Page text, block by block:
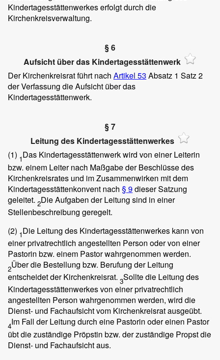
Kindertagesstättenwerkes erfolgt durch die
Kirchenkreisverwaltung.
§ 6
Aufsicht über das Kindertagesstättenwerk
Der Kirchenkreisrat führt nach Artikel 53 Absatz 1 Satz 2
der Verfassung die Aufsicht über das
Kindertagesstättenwerk.
§ 7
Leitung des Kindertagesstättenwerkes
(1) 1Das Kindertagesstättenwerk wird von einer Leiterin
bzw. einem Leiter nach Maßgabe der Beschlüsse des
Kirchenkreisrates und im Zusammenwirken mit dem
Kindertagesstättenkonvent nach § 9dieser Satzung
geleitet. 2Die Aufgaben der Leitung sind in einer
Stellenbeschreibung geregelt.
(2) 1Die Leitung des Kindertagesstättenwerkes kann von
einer privatrechtlich angestellten Person oder von einer
Pastorin bzw. einem Pastor wahrgenommen werden.
2Über die Bestellung bzw. Berufung der Leitung
entscheidet der Kirchenkreisrat. 3Sollte die Leitung des
Kindertagesstättenwerkes von einer privatrechtlich
angestellten Person wahrgenommen werden, wird die
Dienst- und Fachaufsicht vom Kirchenkreisrat ausgeübt.
4Im Fall der Leitung durch eine Pastorin oder einen Pastor
übt die zuständige Pröpstin bzw. der zuständige Propst die
Dienst- und Fachaufsicht aus.